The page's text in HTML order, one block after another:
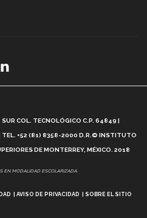
Educativo Tec? (video)
e Inteligencia Artificial, Paola
SUR COL. TECNOLÓGICO C.P. 64849 |
| TEL. +52 (81) 8358-2000 D.R.© INSTITUTO
DE MONTERREY, MÉXICO. 2018
EN MODALIDAD ESCOLARIZADA.
AVISO DE PRIVACIDAD SOBRE EL SITIO